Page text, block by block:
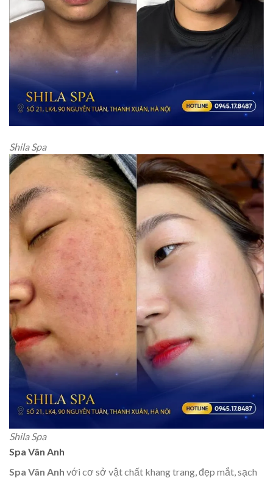
Shila Spa
Shila Spa
Spa Vân Anh
Spa Vân Anh với cơ sở vật chất khang trang, đẹp mắt, sạch